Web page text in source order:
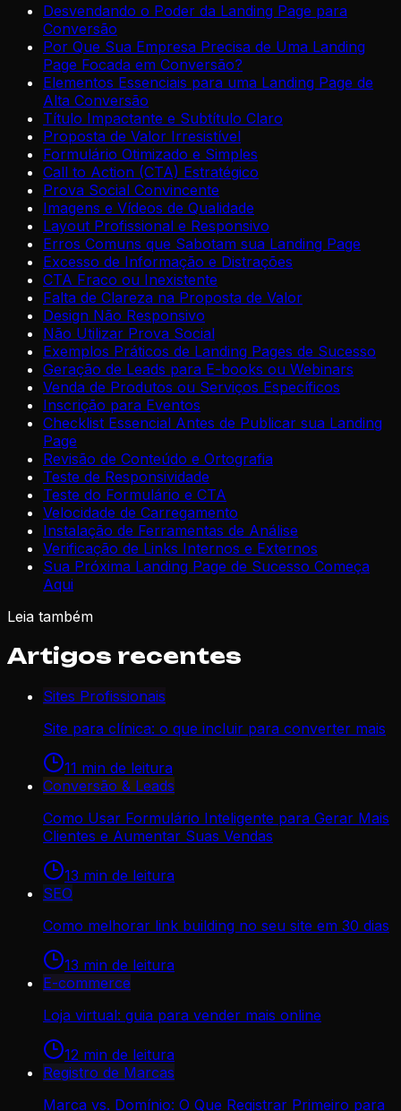
Desvendando o Poder da Landing Page para
Conversão
Por Que Sua Empresa Precisa de Uma Landing
Page Focada em Conversão?
Elementos Essenciais para uma Landing Page de
Alta Conversão
Título Impactante e Subtítulo Claro
Proposta de Valor Irresistível
Formulário Otimizado e Simples
Call to Action (CTA) Estratégico
Prova Social Convincente
Imagens e Vídeos de Qualidade
Layout Profissional e Responsivo
Erros Comuns que Sabotam sua Landing Page
Excesso de Informação e Distrações
CTA Fraco ou Inexistente
Falta de Clareza na Proposta de Valor
Design Não Responsivo
Não Utilizar Prova Social
Exemplos Práticos de Landing Pages de Sucesso
Geração de Leads para E-books ou Webinars
Venda de Produtos ou Serviços Específicos
Inscrição para Eventos
Checklist Essencial Antes de Publicar sua Landing
Page
Revisão de Conteúdo e Ortografia
Teste de Responsividade
Teste do Formulário e CTA
Velocidade de Carregamento
Instalação de Ferramentas de Análise
Verificação de Links Internos e Externos
Sua Próxima Landing Page de Sucesso Começa
Aqui
Leia também
Artigos recentes
Sites Profissionais
Site para clínica: o que incluir para converter mais
11 min de leitura
Conversão & Leads
Como Usar Formulário Inteligente para Gerar Mais
Clientes e Aumentar Suas Vendas
13 min de leitura
SEO
Como melhorar link building no seu site em 30 dias
13 min de leitura
E-commerce
Loja virtual: guia para vender mais online
12 min de leitura
Registro de Marcas
Marca vs. Domínio: O Que Registrar Primeiro para